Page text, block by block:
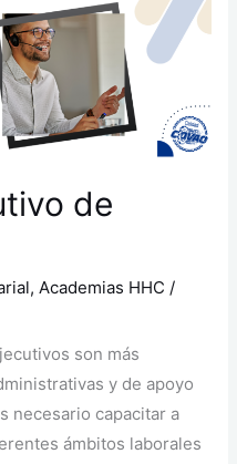
de
,Academias HHC /
son más
y de apoyo
necesario capacitar a
ámbitos laborales